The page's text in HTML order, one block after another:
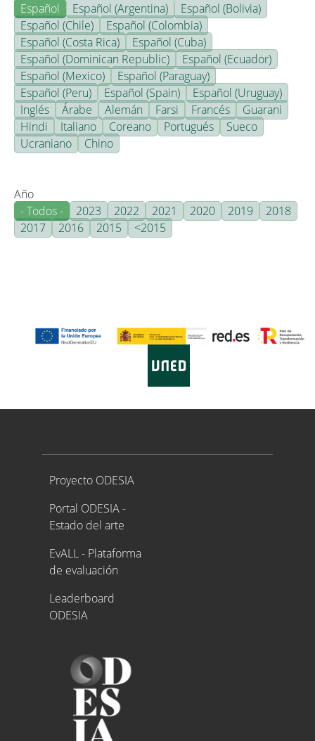
Español
Español (Argentina)
Español (Bolivia)
Español (Chile)
Español (Colombia)
Español (Costa Rica)
Español (Cuba)
Español (Dominican Republic)
Español (Ecuador)
Español (Mexico)
Español (Paraguay)
Español (Peru)
Español (Spain)
Español (Uruguay)
Inglés
Árabe Alemán Farsi Francés
Guarani
Hindi
Italiano Coreano Portugués
Sueco
Ucraniano
Chino
Año
- Todos -
2023 2022 2021 2020 2019
2018
2017
2016 2015 <2015
Proyecto ODESIA
Proyecto ODESIA
Portal ODESIA -
Estado del arte
EvALL - Plataforma
de evaluación
Leaderboard
ODESIA